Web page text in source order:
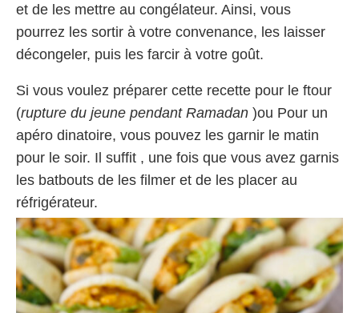
et de les mettre au congélateur. Ainsi, vous
pourrez les sortir à votre convenance, les laisser
décongeler, puis les farcir à votre goût.
Si vous voulez préparer cette recette pour le ftour
(rupture du jeune pendant Ramadan )ou Pour un
apéro dinatoire, vous pouvez les garnir le matin
pour le soir. Il suffit , une fois que vous avez garnis
les batbouts de les filmer et de les placer au
réfrigérateur.